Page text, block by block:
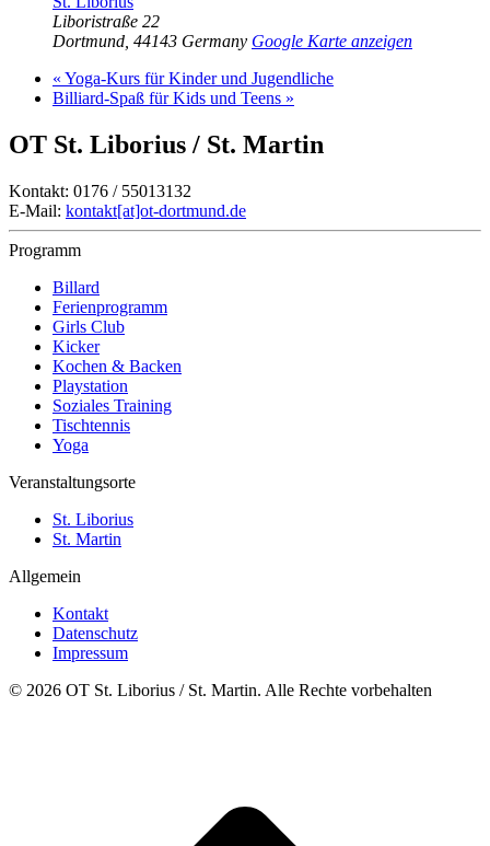
Liboristraße 22
Dortmund 44143 Germany Google Karte anzeigen
« Yoga-Kurs für Kinder und Jugendliche
Billiard-Spaß für Kids und Teens »
OT St. Liborius / St. Martin
Kontakt: 0176 / 55013132
E-Mail: kontakt[at]ot-dortmund.de
Programm
Billard
Ferienprogramm
Girls Club
Kicker
Kochen & Backen
Playstation
Soziales Training
Tischtennis
Yoga
Veranstaltungsorte
St. Liborius
St. Martin
Allgemein
Kontakt
Datenschutz
Impressum
© 2026 OT St. Liborius / St. Martin. Alle Rechte vorbehalten